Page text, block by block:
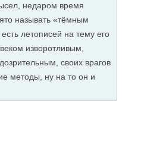
недаром время
называть «тёмным
летописей на тему его
изворотливым,
своих врагов
методы, ну на то он и